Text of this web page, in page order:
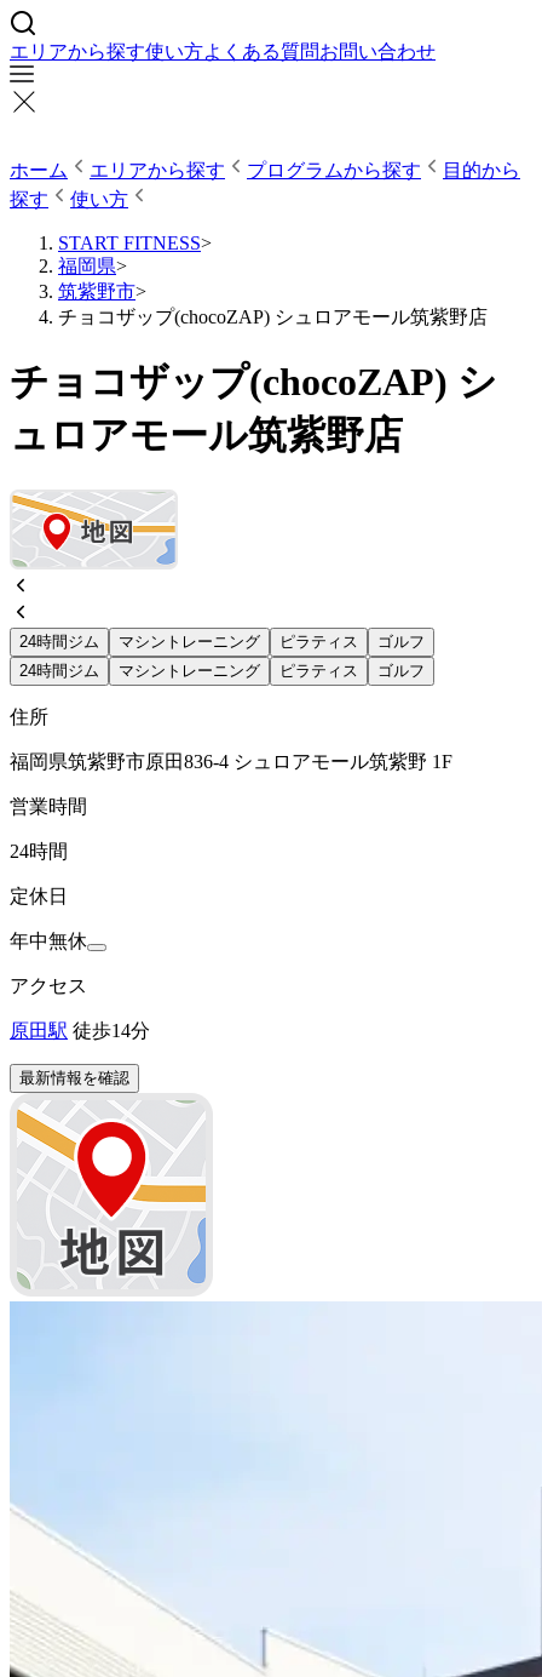
エリアから探す使い方よくある質問お問い合わせ
ホーム エリアから探す プログラムから探す
目的から
探す
使い方
START FITNESS>
福岡県>
筑紫野市>
チョコザップ(chocoZAP) シュロアモール筑紫野店
チョコザップ(chocoZAP) シ
ュロアモール筑紫野店
24時間ジム マシントレーニング ピラティス
ゴルフ
24時間ジム
マシントレーニング ピラティス ゴルフ
住所
福岡県筑紫野市原田836-4 シュロアモール筑紫野 1F
営業時間
24時間
定休日
年中無休
アクセス
原田駅 徒歩14分
最新情報を確認